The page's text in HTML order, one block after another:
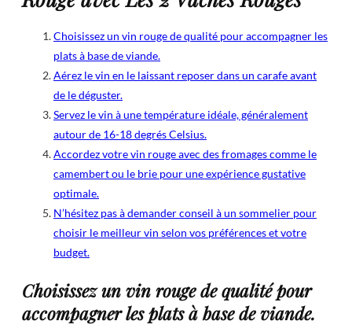
Choisissez un vin rouge de qualité pour accompagner les
plats à base de viande.
Aérez le vin en le laissant reposer dans un carafe avant
de le déguster.
Servez le vin à une température idéale, généralement
autour de 16-18 degrés Celsius.
Accordez votre vin rouge avec des fromages comme le
camembert ou le brie pour une expérience gustative
optimale.
N’hésitez pas à demander conseil à un sommelier pour
choisir le meilleur vin selon vos préférences et votre
budget.
Choisissez un vin rouge de qualité pour
accompagner les plats à base de viande.